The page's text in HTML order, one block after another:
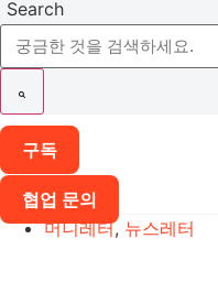
Search
구독
협업 문의
머니레터, 뉴스레터